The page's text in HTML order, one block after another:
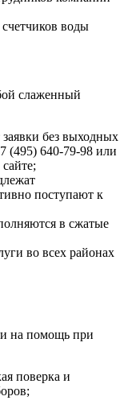
воды
слаженный
без выходных
(495) 640-79-98 или
поступают к
в сжатые
во всех районах
на помощь при
поверка и